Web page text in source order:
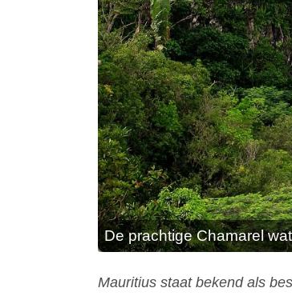
De prachtige Chamarel
Mauritius staat bekend als